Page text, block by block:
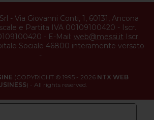
- Via Giovanni Conti, 1, 60131, Ancona
e Partita IVA 00109100420 - Iscr.
- E-Mail: web@messi.it Iscr.
Sociale 46800 interamente versato
-
(COPYRIGHT © 1995 - 2026 NTX WEB
) - All rights reserved.